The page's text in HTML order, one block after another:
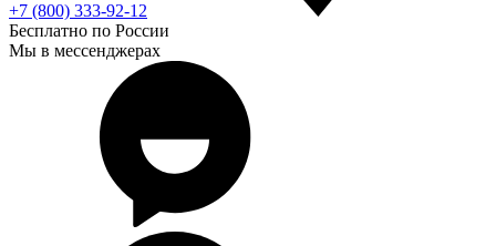
+7 (800) 333-92-12
Бесплатно по России
Мы в мессенджерах